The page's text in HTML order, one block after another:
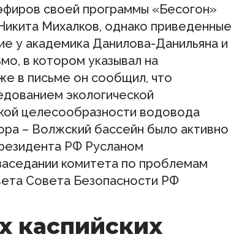
своей программы «Бесогон»
Михалков, однако приведенные
у академика Данилова-Данильяна и
в котором указывал на
в письме он сообщил, что
экологической
целесообразности водовода
– Волжский бассейн было активно
РФ Русланом
комитета по проблемам
Совета Безопасности РФ
каспийских